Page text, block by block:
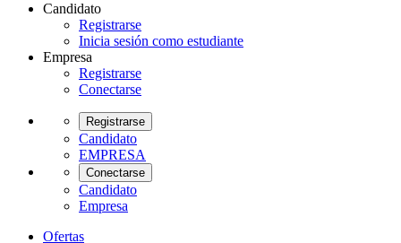
Candidato
Registrarse
Inicia sesión como estudiante
Empresa
Registrarse
Conectarse
Registrarse
Candidato
EMPRESA
Conectarse
Candidato
Empresa
Ofertas